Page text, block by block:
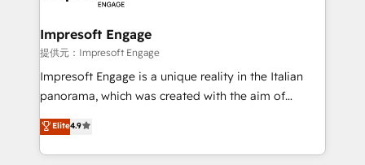
you grow faster, smarter, and with impact.
into bold ideas and shape them into thoughtful
products and strategies that actually make a
difference.
Impresoft Engage
提供元：Impresoft Engage
Impresoft Engage is a unique reality in the Italian
panorama, which was created with the aim of
putting Customer Experience at the center by
creating digital environments capable of integrating
people, processes and data. We offer the best
Elite4.9